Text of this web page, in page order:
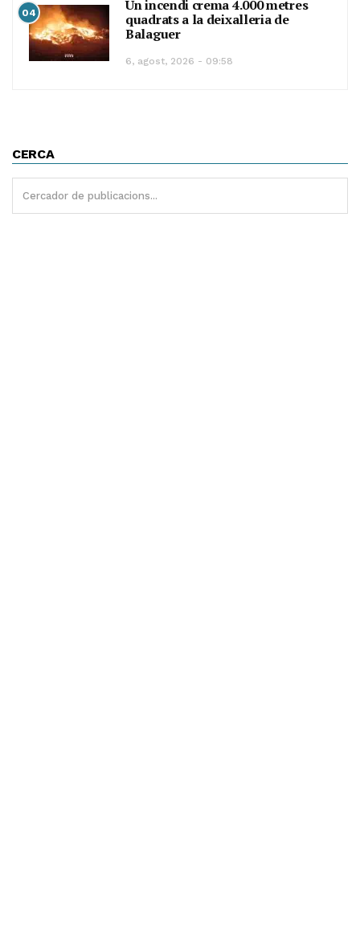
04
Un incendi crema 4.000 metres
quadrats a la deixalleria de
Balaguer
6, agost, 2026 - 09:58
CERCA